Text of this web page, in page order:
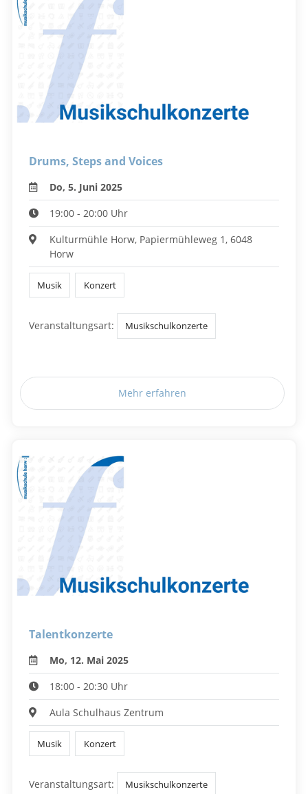
Drums, Steps and Voices
Do, 5. Juni 2025
19:00 - 20:00 Uhr
Kulturmühle Horw, Papiermühleweg 1, 6048
Horw
Musik Konzert
Veranstaltungsart: Musikschulkonzerte
Mehr erfahren
Talentkonzerte
Mo, 12. Mai 2025
18:00 - 20:30 Uhr
Aula Schulhaus Zentrum
Musik Konzert
Veranstaltungsart: Musikschulkonzerte